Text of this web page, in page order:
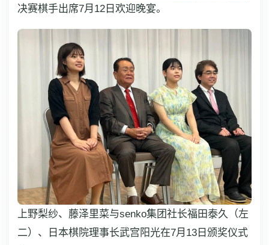
决赛棋手出席7月12日欢迎晚宴。
上野梨纱、藤泽里菜与senko集团社长福田泰久（左
二）、日本棋院理事长武宫阳光在7月13日颁奖仪式